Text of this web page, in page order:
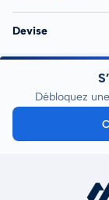
Devise
Débloquez